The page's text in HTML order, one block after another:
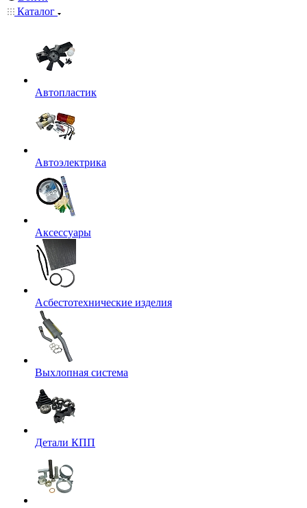
Каталог
Автопластик
Автоэлектрика
Аксессуары
Асбестотехнические изделия
Выхлопная система
Детали КПП